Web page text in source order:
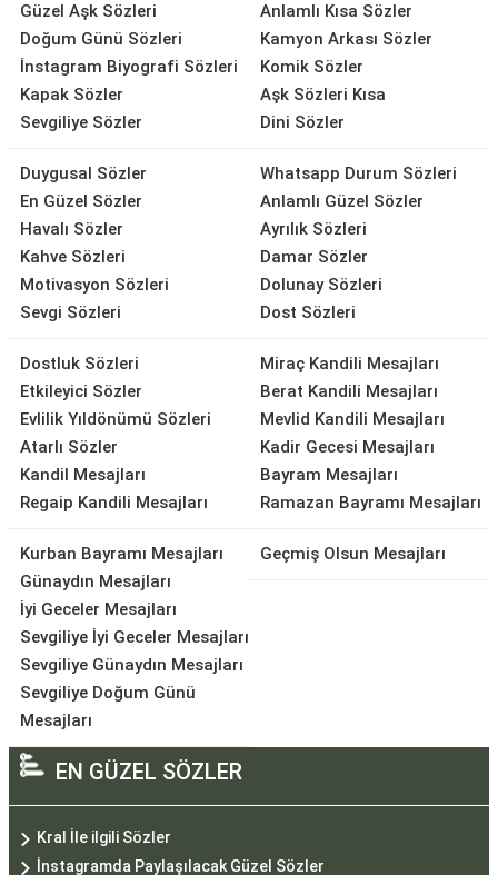
Güzel Aşk Sözleri
Doğum Günü Sözleri
İnstagram Biyografi Sözleri
Kapak Sözler
Sevgiliye Sözler
Anlamlı Kısa Sözler
Kamyon Arkası Sözler
Komik Sözler
Aşk Sözleri Kısa
Dini Sözler
Duygusal Sözler
En Güzel Sözler
Havalı Sözler
Kahve Sözleri
Motivasyon Sözleri
Sevgi Sözleri
Whatsapp Durum Sözleri
Anlamlı Güzel Sözler
Ayrılık Sözleri
Damar Sözler
Dolunay Sözleri
Dost Sözleri
Dostluk Sözleri
Etkileyici Sözler
Evlilik Yıldönümü Sözleri
Atarlı Sözler
Kandil Mesajları
Regaip Kandili Mesajları
Miraç Kandili Mesajları
Berat Kandili Mesajları
Mevlid Kandili Mesajları
Kadir Gecesi Mesajları
Bayram Mesajları
Ramazan Bayramı Mesajları
Kurban Bayramı Mesajları
Günaydın Mesajları
İyi Geceler Mesajları
Sevgiliye İyi Geceler Mesajları
Sevgiliye Günaydın Mesajları
Sevgiliye Doğum Günü
Mesajları
Geçmiş Olsun Mesajları
EN GÜZEL SÖZLER
Kral İle ilgili Sözler
İnstagramda Paylaşılacak Güzel Sözler